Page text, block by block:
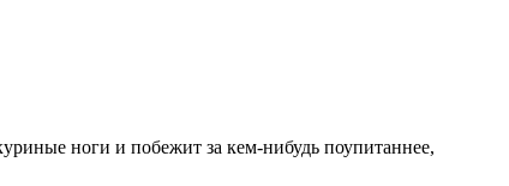
ноги и побежит за кем-нибудь поупитаннее,